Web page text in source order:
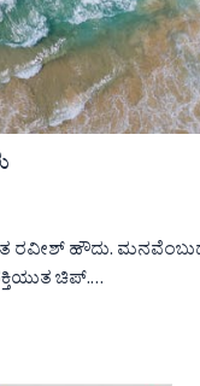
ಹೌದು.
ಚಿಪ್.…